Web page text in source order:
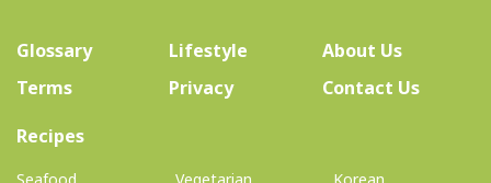
Glossary Lifestyle About Us(current)
Terms
Privacy
Contact Us
Recipes(current)